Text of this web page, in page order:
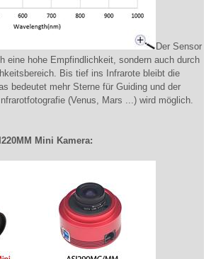
Der Sensor
eine hohe Empfindlichkeit, sondern auch durch
Bis tief ins Infrarote bleibt die
bedeutet mehr Sterne für Guiding und der
(Venus, Mars ...) wird möglich.
Mini Kamera: